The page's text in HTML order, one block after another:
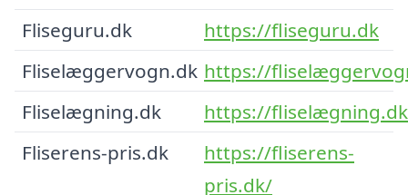
Fliseguru.dk
https://fliseguru.dk
Fliselæggervogn.dk https://
Fliselægning.dk
https://
Fliserens-pris.dk
https://fliserens-
pris.dk/